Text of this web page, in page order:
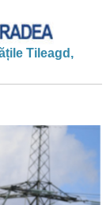
Tileagd,